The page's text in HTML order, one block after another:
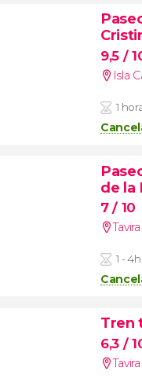
9,5 /
Isla
1
de la
7/ 10
1 - 4h
Tren
6,3 /